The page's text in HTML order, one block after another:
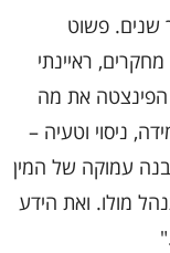
שנים. פשוט
ראיינתי
הפינצטה את מה
ניסוי וטעיה –
עמוקה של המין
מולו. ואת הידע